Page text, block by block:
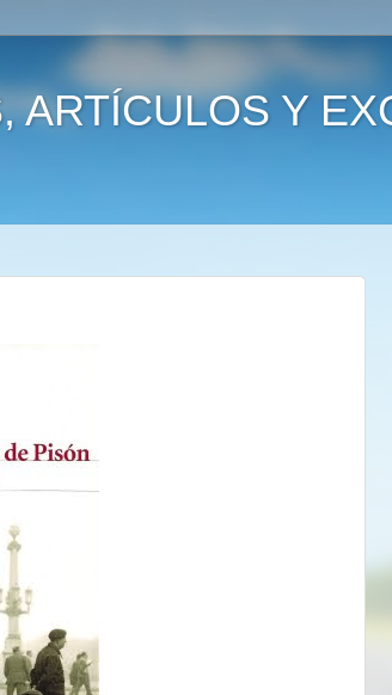
ARTÍCULOS Y